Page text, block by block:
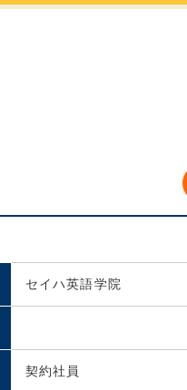
セイハ英語学院
契約社員